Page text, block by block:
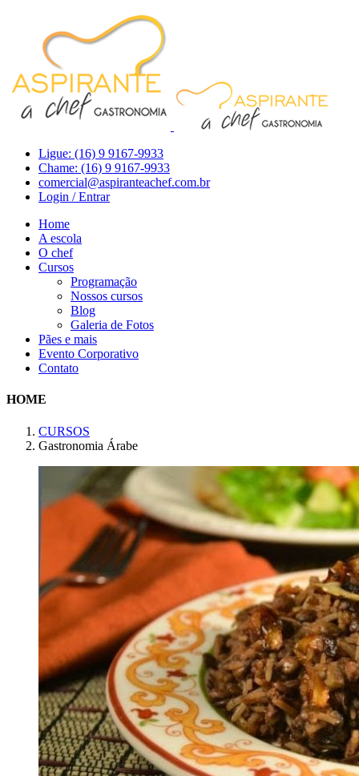
Ligue: (16) 9 9167-9933
Chame: (16) 9 9167-9933
comercial@aspiranteachef.com.br
Login / Entrar
Home
A escola
O chef
Cursos
Programação
Nossos cursos
Blog
Galeria de Fotos
Pães e mais
Evento Corporativo
Contato
HOME
CURSOS
Gastronomia Árabe